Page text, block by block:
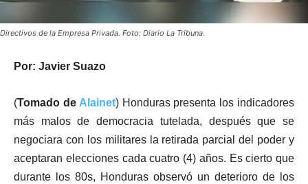
Directivos de la Empresa Privada. Foto: Diario La Tribuna.
Por: Javier Suazo
(Tomado de Alainet) Honduras presenta los indicadores
más malos de democracia tutelada, después que se
negociara con los militares la retirada parcial del poder y
aceptaran elecciones cada cuatro (4) años. Es cierto que
durante los 80s, Honduras observó un deterioro de los